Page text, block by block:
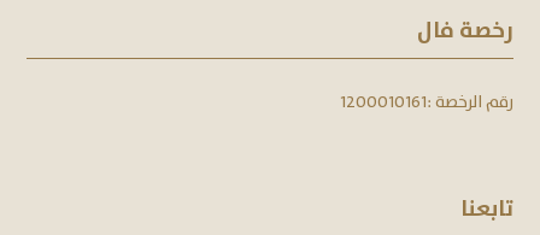
رخصة فال
رقم الرخصة :1200010161
تابعنا